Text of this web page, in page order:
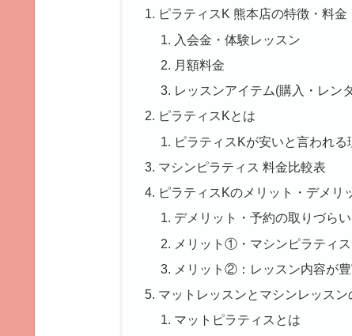
ピラティスK 熊本店の特徴・料金
入会金・体験レッスン
月額料金
レッスンアイテム(購入・レン
ピラティスKとは
ピラティスKが安いと言われる
マシンピラティス 料金比較表
ピラティスKのメリット・デメリ
デメリット・予約の取りづら
メリット①・マシンピラティ
メリット②：レッスン内容が豊
マットレッスンとマシンレッスン
マットピラティスとは